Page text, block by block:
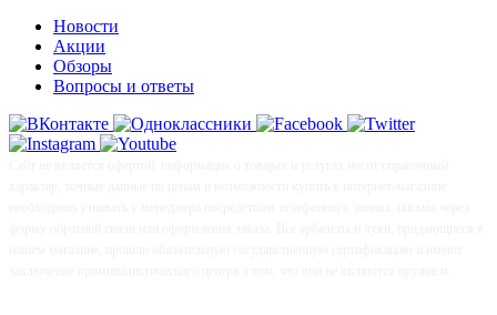
Новости
Акции
Обзоры
Вопросы и ответы